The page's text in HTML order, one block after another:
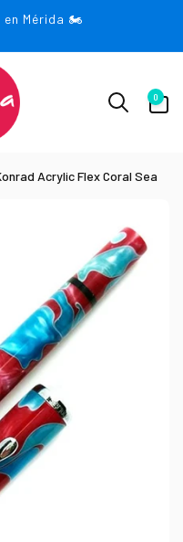
en Mérida 🏍️
0
artículos
Acrylic Flex Coral Sea